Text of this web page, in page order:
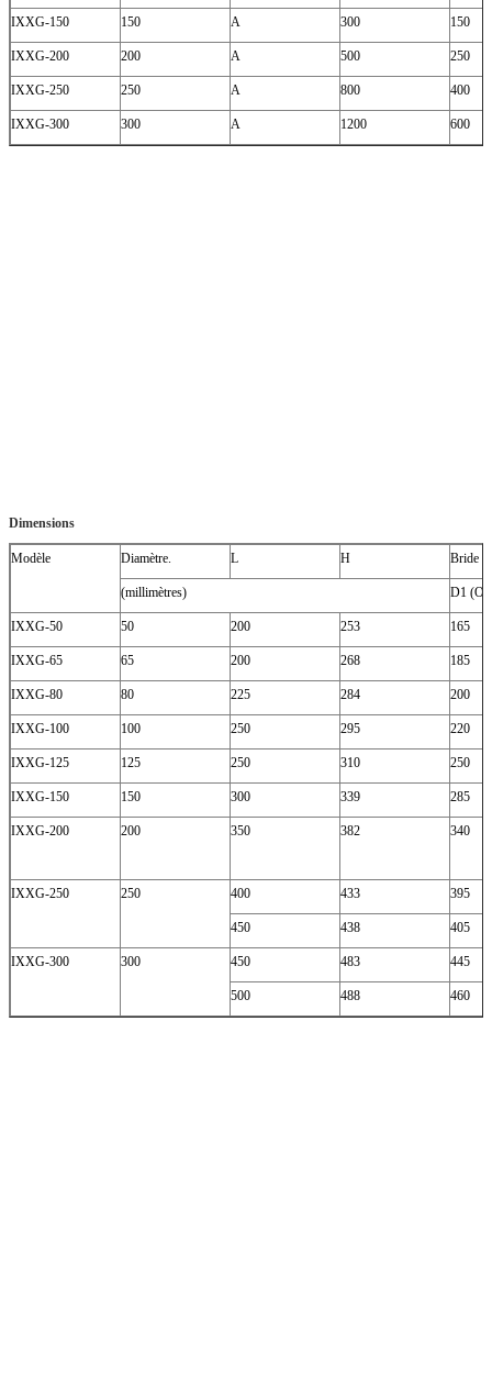
IXXG-150 150 A 300 150
IXXG-200 200 A 500 250
IXXG-250 250 A 800 400
IXXG-300 300 A 1200 600
Dimensions
Modèle Diamètre. L H Bride
(millimètres) D1
IXXG-50 50 200 253 165
IXXG-65 65 200 268 185
IXXG-80 80 225 284 200
IXXG-100 100 250 295 220
IXXG-125 125 250 310 250
IXXG-150 150 300 339 285
IXXG-200 200 350 382 340
IXXG-250 250 400 433 395
450 438 405
IXXG-300 300 450 483 445
500 488 460